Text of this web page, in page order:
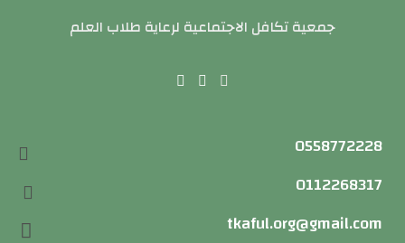
جمعية تكافل الاجتماعية لرعاية طلاب العلم
0558772228
0112268317
tkaful.org@gmail.com